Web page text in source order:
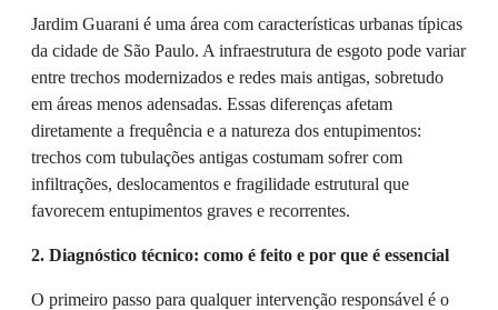
Jardim Guarani é uma área com características urbanas típicas
da cidade de São Paulo. A infraestrutura de esgoto pode variar
entre trechos modernizados e redes mais antigas, sobretudo
em áreas menos adensadas. Essas diferenças afetam
diretamente a frequência e a natureza dos entupimentos:
trechos com tubulações antigas costumam sofrer com
infiltrações, deslocamentos e fragilidade estrutural que
favorecem entupimentos graves e recorrentes.
2. Diagnóstico técnico: como é feito e por que é essencial
O primeiro passo para qualquer intervenção responsável é o